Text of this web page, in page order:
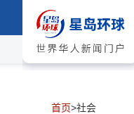
首页>社会